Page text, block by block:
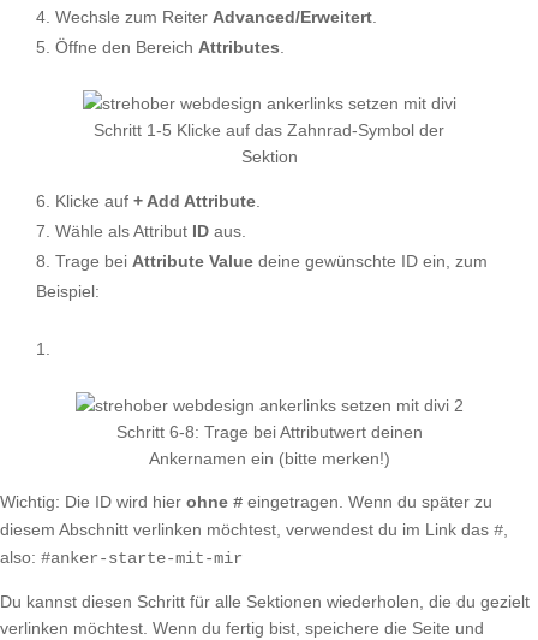
Wechsle zum Reiter Advanced/Erweitert
Öffne den Bereich Attributes
Schritt 1-5 Klicke auf das Zahnrad-Symbol der
Sektion
Klicke auf + Add Attribute
Wähle als Attribut ID aus.
Trage bei Attribute Value deine gewünschte ID ein, zum
Beispiel:
Schritt 6-8: Trage bei Attributwert deinen
Ankernamen ein (bitte merken!)
Wichtig: Die ID wird hier ohne # eingetragen. Wenn du später zu
diesem Abschnitt verlinken möchtest, verwendest du im Link das #
also: #anker-starte-mit-mir
Du kannst diesen Schritt für alle Sektionen wiederholen, die du gezielt
verlinken möchtest. Wenn du fertig bist, speichere die Seite und